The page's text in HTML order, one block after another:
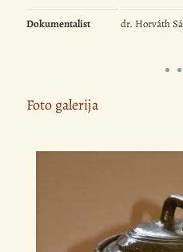
Dokumentalist dr. Horváth
Foto galerija